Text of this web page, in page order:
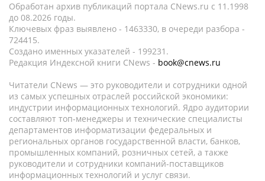
Обработан архив публикаций портала CNews.ru c 11.1998
до 08.2026 годы.
Ключевых фраз выявлено - 1463330, в очереди разбора -
724415.
Создано именных указателей - 199231.
Редакция Индексной книги CNews - book@cnews.ru
Читатели CNews — это руководители и сотрудники одной
из самых успешных отраслей российской экономики:
индустрии информационных технологий. Ядро аудитории
составляют топ-менеджеры и технические специалисты
департаментов информатизации федеральных и
региональных органов государственной власти, банков,
промышленных компаний, розничных сетей, а также
руководители и сотрудники компаний-поставщиков
информационных технологий и услуг связи.